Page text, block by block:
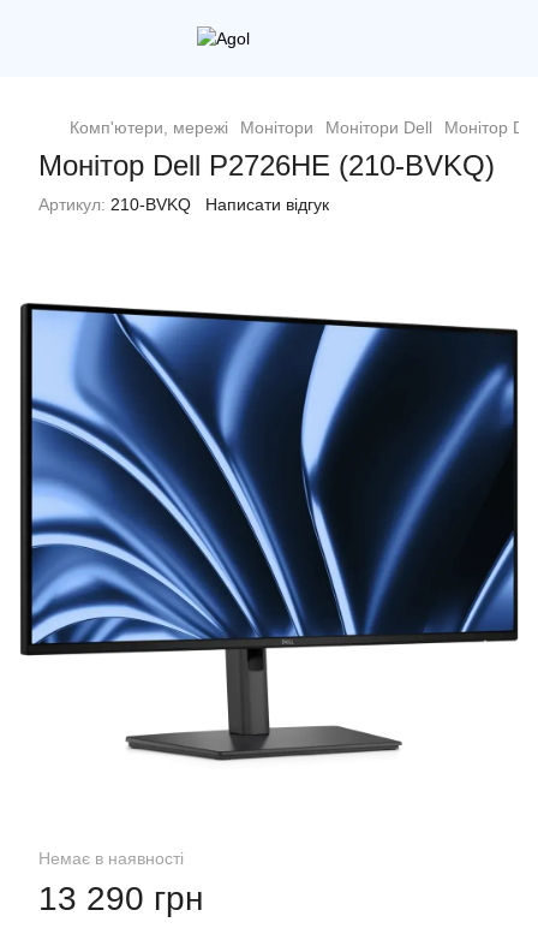
Комп'ютери, мережі Монітори Монітори Dell Монітор
Монітор Dell P2726HE (210-BVKQ)
Артикул: 210-BVKQ Написати відгук
Немає в наявності
13 290 грн